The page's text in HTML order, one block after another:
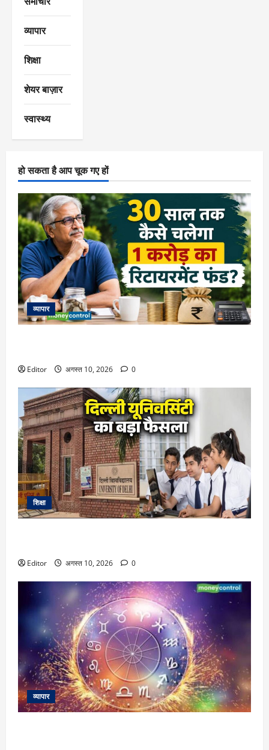
व्यापार
शिक्षा
शेयर बाज़ार
स्वास्थ्य
हो सकता है आप चूक गए हों
व्यापार
Editor अगस्त 10, 2026 0
शिक्षा
Editor अगस्त 10, 2026 0
व्यापार